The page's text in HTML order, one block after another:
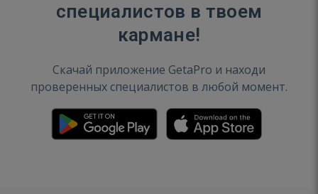
специалистов в твоем
кармане!
Скачай приложение GetaPro и находи
проверенных специалистов в любой момент.